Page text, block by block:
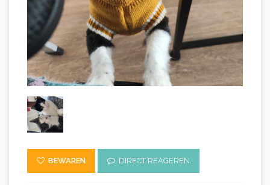
BEWAREN DIRECT REAGEREN